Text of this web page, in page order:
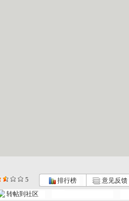
5 排行榜 意见反馈
转帖到社区